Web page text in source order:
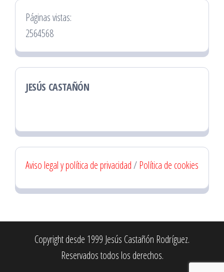
Páginas vistas:
2564568
JESÚS CASTAÑÓN
Aviso legal y política de privacidad/ Política de cookies
Copyright desde 1999 Jesús Castañón Rodríguez.
Reservados todos los derechos.